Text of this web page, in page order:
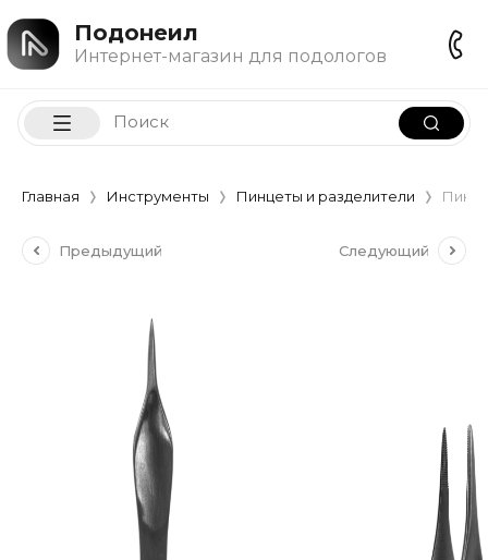
Подонеил
Интернет-магазин для подологов
Главная Инструменты Пинцеты и разделители
Предыдущий Следующий